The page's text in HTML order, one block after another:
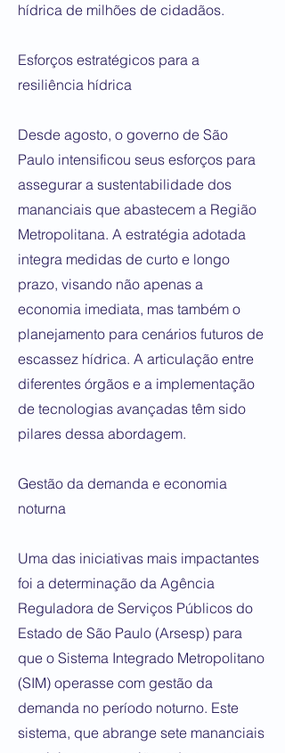
hídrica de milhões de cidadãos.
Esforços estratégicos para a
resiliência hídrica
Desde agosto, o governo de São
Paulo intensificou seus esforços para
assegurar a sustentabilidade dos
mananciais que abastecem a Região
Metropolitana. A estratégia adotada
integra medidas de curto e longo
prazo, visando não apenas a
economia imediata, mas também o
planejamento para cenários futuros de
escassez hídrica. A articulação entre
diferentes órgãos e a implementação
de tecnologias avançadas têm sido
pilares dessa abordagem.
Gestão da demanda e economia
noturna
Uma das iniciativas mais impactantes
foi a determinação da Agência
Reguladora de Serviços Públicos do
Estado de São Paulo (Arsesp) para
que o Sistema Integrado Metropolitano
(SIM) operasse com gestão da
demanda no período noturno. Este
sistema, que abrange sete mananciais